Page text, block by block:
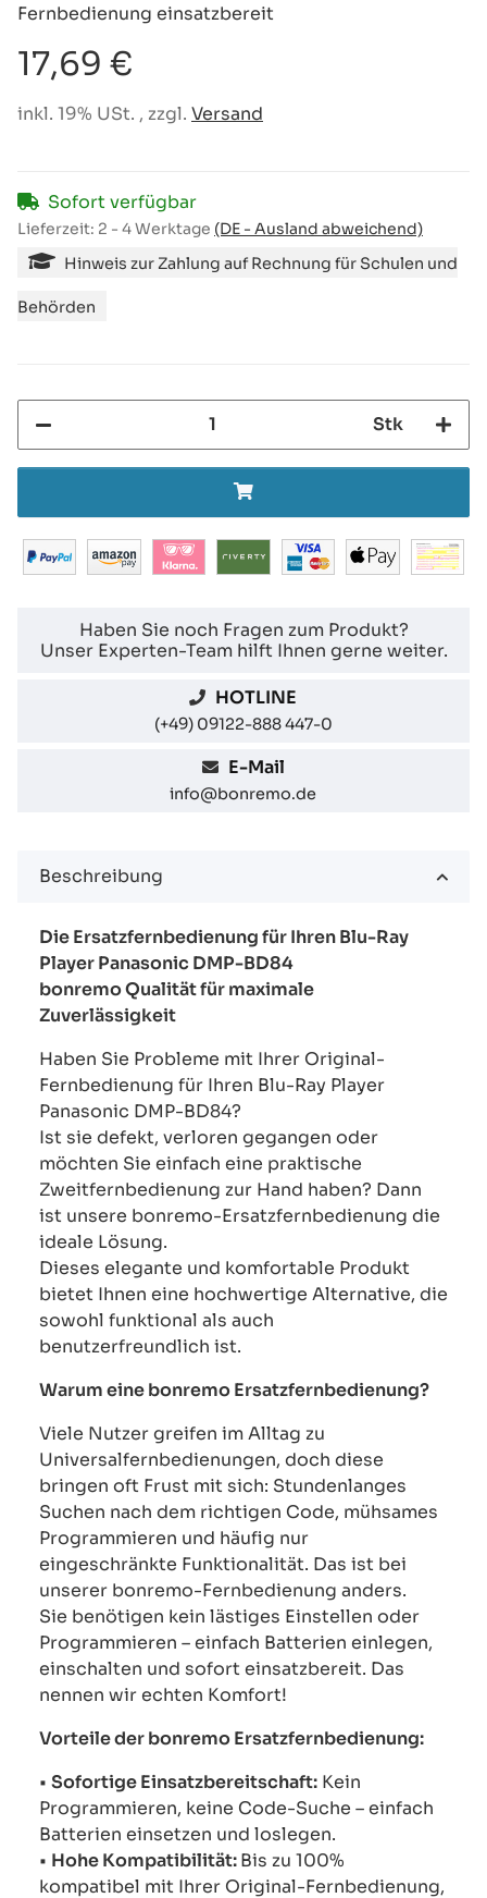
Fernbedienung einsatzbereit
17,69 €
inkl. 19% USt. , zzgl. Versand
Sofort verfügbar
Lieferzeit: 2 - 4 Werktage (DE - Ausland abweichend)
Hinweis zur Zahlung auf Rechnung für Schulen und
Behörden
Stk
Haben Sie noch Fragen zum Produkt?
Unser Experten-Team hilft Ihnen gerne weiter.
HOTLINE
(+49) 09122-888 447-0
E-Mail
info@bonremo.de
Beschreibung
Die Ersatzfernbedienung für Ihren Blu-Ray
Player Panasonic DMP-BD84
bonremo Qualität für maximale
Zuverlässigkeit
Haben Sie Probleme mit Ihrer Original-
Fernbedienung für Ihren Blu-Ray Player
Panasonic DMP-BD84?
Ist sie defekt, verloren gegangen oder
möchten Sie einfach eine praktische
Zweitfernbedienung zur Hand haben? Dann
ist unsere bonremo-Ersatzfernbedienung die
ideale Lösung.
Dieses elegante und komfortable Produkt
bietet Ihnen eine hochwertige Alternative, die
sowohl funktional als auch
benutzerfreundlich ist.
Warum eine bonremo Ersatzfernbedienung?
Viele Nutzer greifen im Alltag zu
Universalfernbedienungen, doch diese
bringen oft Frust mit sich: Stundenlanges
Suchen nach dem richtigen Code, mühsames
Programmieren und häufig nur
eingeschränkte Funktionalität. Das ist bei
unserer bonremo-Fernbedienung anders.
Sie benötigen kein lästiges Einstellen oder
Programmieren – einfach Batterien einlegen,
einschalten und sofort einsatzbereit. Das
nennen wir echten Komfort!
Vorteile der bonremo Ersatzfernbedienung:
• Sofortige Einsatzbereitschaft: Kein
Programmieren, keine Code-Suche – einfach
Batterien einsetzen und loslegen.
• Hohe Kompatibilität:Bis zu 100%
kompatibel mit Ihrer Original-Fernbedienung,